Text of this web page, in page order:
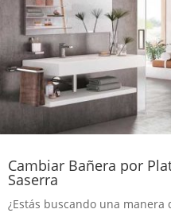
Cambiar Bañera por
Saserra
¿Estás buscando una